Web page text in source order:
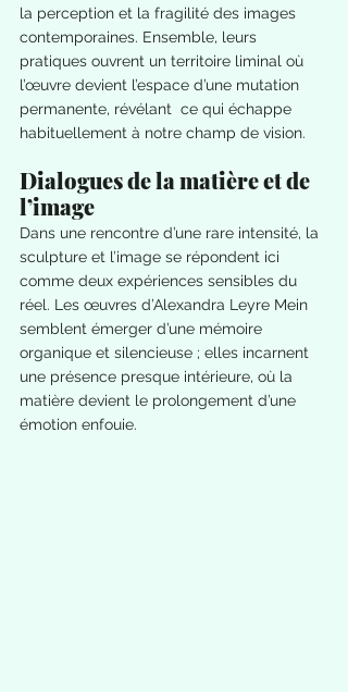
la perception et la fragilité des images
contemporaines. Ensemble, leurs
pratiques ouvrent un territoire liminal où
l’œuvre devient l’espace d’une mutation
permanente, révélant  ce qui échappe
habituellement à notre champ de vision.
Dialogues de la matière et de
l’image
Dans une rencontre d’une rare intensité, la
sculpture et l’image se répondent ici
comme deux expériences sensibles du
réel. Les œuvres d’Alexandra Leyre Mein
semblent émerger d’une mémoire
organique et silencieuse ; elles incarnent
une présence presque intérieure, où la
matière devient le prolongement d’une
émotion enfouie.